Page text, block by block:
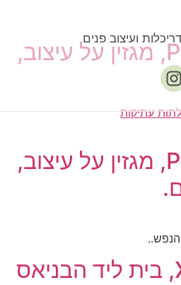
ועיצוב פנים
כתבה ב- Pnim, מגזין על עיצוב,
כתבה ב- Pnim, מגזין על עיצוב,